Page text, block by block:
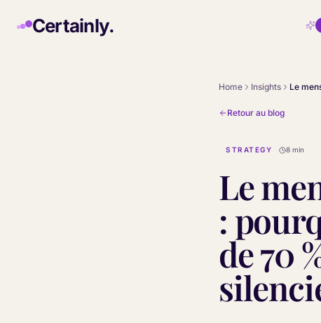
Certainly.
Home Insights
Retour au blog
STRATEGY 8 min
Le
:
de 70